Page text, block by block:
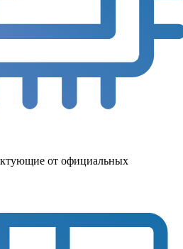
от официальных